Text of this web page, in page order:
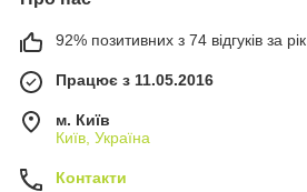
92% позитивних з 74 відгуків за рік
Працює з 11.05.2016
м. Київ
Київ, Україна
Контакти